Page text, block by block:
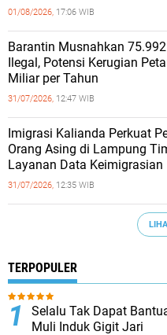
01/08/2026, 17:06 WIB
Barantin Musnahkan
Ilegal, Potensi Kerugian
Miliar per Tahun
31/07/2026, 12:47 WIB
Imigrasi Kalianda Perkuat
Orang Asing di Lampung
Layanan Data Keimigrasian
31/07/2026, 12:35 WIB
TERPOPULER
Selalu Tak Dapat
Muli Induk Gigit Jari